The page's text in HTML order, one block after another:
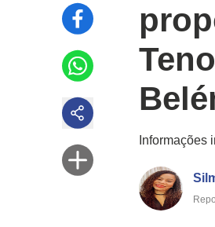
Informações